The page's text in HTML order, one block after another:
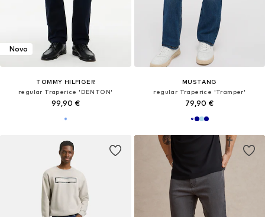
Novo
TOMMY HILFIGER
regular Traperice 'DENTON'
99,90 €
MUSTANG
regular Traperice 'Tramper'
79,90 €